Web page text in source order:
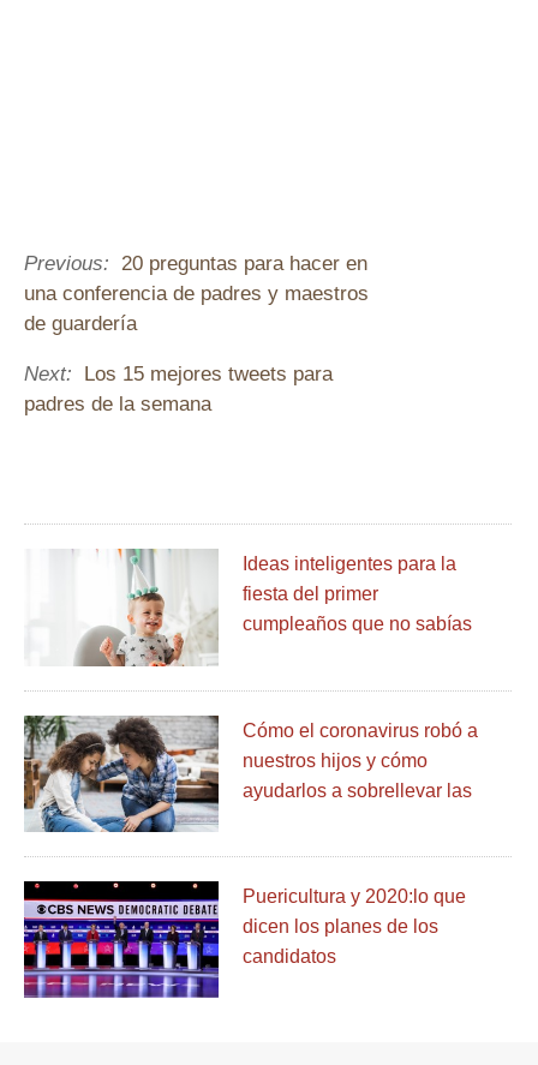
Previous: 20 preguntas para hacer en
una conferencia de padres y maestros
de guardería
Next:
Los 15 mejores tweets para
padres de la semana
Ideas inteligentes para la
fiesta del primer
cumpleaños que no sabías
Cómo el coronavirus robó a
nuestros hijos y cómo
ayudarlos a sobrellevar las
Puericultura y 2020:lo que
dicen los planes de los
candidatos